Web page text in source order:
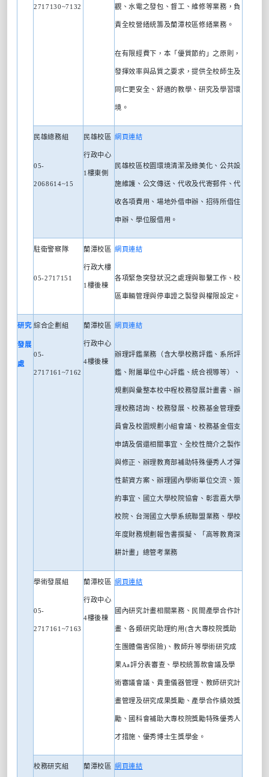
2717130~7132 觀、水電之發包、督工、維修等業務，負
責全校營繕統籌及蘭潭校區修繕業務。
在有限經費下，本「優質節約」之原則，
發揮效率與品質之要求，提供全校師生及
同仁更安全、舒適的教學、研究及學習環
境。
民雄總務組
05-
2068614~15
民雄校區
行政中心
1 樓東側
網頁連結
民雄校區校園環境清潔及綠美化、公共設
施維護、公文傳送、代收及代寄郵件、代
收各項費用、場地外借申辦、招待所借住
申辦、學位服借用。
駐衛警察隊
05-2717151
蘭潭校區
行政大樓
1 樓後棟
網頁連結
各項緊急突發狀況之處理與聯繫工作、校
區車輛管理與停車證之製發與權限設定。
研究
發展
處
綜合企劃組
05-
2717161~7162
蘭潭校區
行政中心
4樓後棟
網頁連結
辦理評鑑業務（含大學校務評鑑、系所評
鑑、附屬單位中心評鑑、統合視導等）、
規劃與彙整本校中程校務發展計畫書、辦
理校務諮詢、校務發展、校務基金管理委
員會及校園規劃小組會議、校務基金借支
申請及償還相關事宜、全校性簡介之製作
與修正、辦理教育部補助特殊優秀人才彈
性薪資方案、辦理國內學術單位交流、簽
約事宜、國立大學校院協會、彰雲嘉大學
校院、台灣國立大學系統聯盟業務、學校
年度財務規劃報告書撰擬、「高等教育深
耕計畫」總管考業務
學術發展組
05-
2717161~7163
蘭潭校區
行政中心
4樓後棟
網頁連結
國內研究計畫相關業務、民間產學合作計
畫、各類研究助理約用(含大專校院獎助
生團體傷害保險) 、教師升等學術研究成
果Aa評分表審查、學校統籌款會議及學
術審議會議、貴重儀器管理、教師研究計
畫管理及研究成果獎勵、產學合作績效獎
勵、國科會補助大專校院獎勵特殊優秀人
才措施、優秀博士生獎學金。
校務研究組 蘭潭校區 網頁連結